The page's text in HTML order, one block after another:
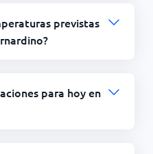
previstas
para hoy en